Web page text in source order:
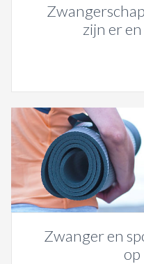
zijn er
Zwanger en